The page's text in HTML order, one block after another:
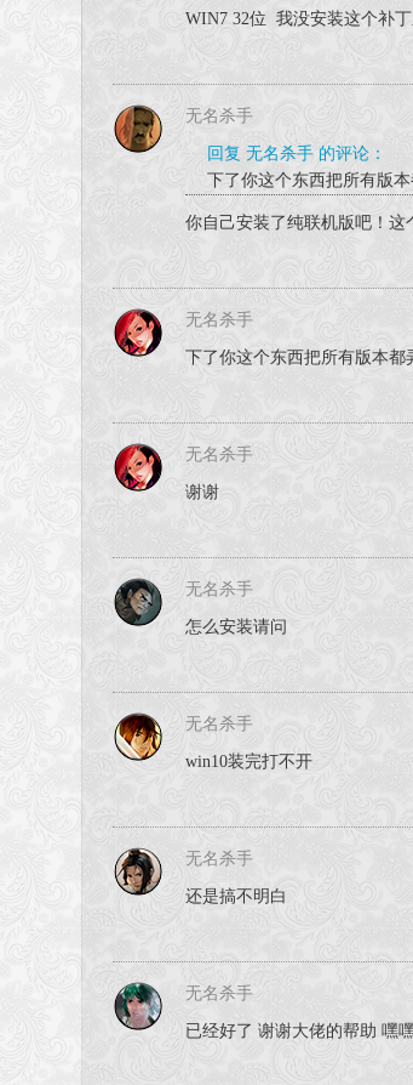
WIN7 32位 我没安装这个补
无名杀手
回复 无名杀手 的评论：
下了你这个东西把所有版
你自己安装了纯联机版吧！这
无名杀手
下了你这个东西把所有版本都
无名杀手
谢谢
无名杀手
怎么安装请问
无名杀手
win10装完打不开
无名杀手
还是搞不明白
无名杀手
已经好了 谢谢大佬的帮助 嘿